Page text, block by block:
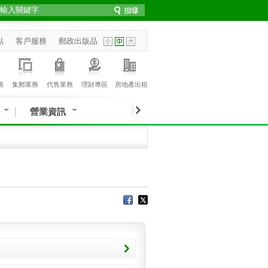
客戶服務 郵政出版品
集郵業務 代售業務 理財專區 房地產出租
營業資訊